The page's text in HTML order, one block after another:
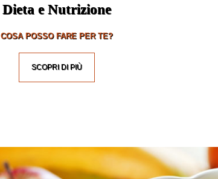
Dieta e Nutrizione
COSA POSSO FARE PER TE?
SCOPRI DI PIÙ